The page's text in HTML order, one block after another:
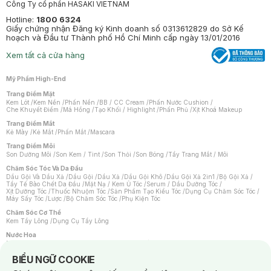
Công Ty cổ phần HASAKI VIETNAM
Hotline: 1800 6324
Giấy chứng nhận Đăng ký Kinh doanh số 0313612829 do Sở Kế
hoạch và Đầu tư Thành phố Hồ Chí Minh cấp ngày 13/01/2016
Xem tất cả cửa hàng
Mỹ Phẩm High-End
Trang Điểm Mặt
Kem Lót /Kem Nền /Phấn Nền /BB / CC Cream /Phấn Nước Cushion /
Che Khuyết Điểm /Má Hồng /Tạo Khối / Highlight /Phấn Phủ /Xịt Khoá Makeup
Trang Điểm Mắt
Kẻ Mày /Kẻ Mắt /Phấn Mắt /Mascara
Trang Điểm Môi
Son Dưỡng Môi /Son Kem / Tint /Son Thỏi /Son Bóng /Tẩy Trang Mắt / Môi
Chăm Sóc Tóc Và Da Đầu
Dầu Gội Và Dầu Xả /Dầu Gội /Dầu Xả /Dầu Gội Khô /Dầu Gội Xả 2in1 /Bộ Gội Xả /
Tẩy Tế Bào Chết Da Đầu /Mặt Nạ / Kem Ủ Tóc /Serum / Dầu Dưỡng Tóc /
Xịt Dưỡng Tóc /Thuốc Nhuộm Tóc /Sản Phẩm Tạo Kiểu Tóc /Dụng Cụ Chăm Sóc Tóc /
Máy Sấy Tóc /Lược /Bộ Chăm Sóc Tóc /Phụ Kiện Tóc
Chăm Sóc Cơ Thể
Kem Tẩy Lông /Dụng Cụ Tẩy Lông
Nước Hoa
Nước Hoa Nữ
Chăm Sóc Cá Nhân
BIỂU NGỮ COOKIE
Notice about cookies usage